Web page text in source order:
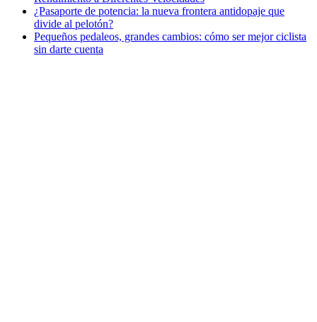
¿Pasaporte de potencia: la nueva frontera antidopaje que
divide al pelotón?
Pequeños pedaleos, grandes cambios: cómo ser mejor ciclista
sin darte cuenta